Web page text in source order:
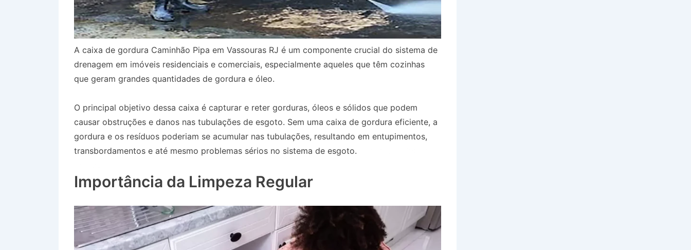
A caixa de gordura Caminhão Pipa em Vassouras RJ é um componente crucial do sistema de
drenagem em imóveis residenciais e comerciais, especialmente aqueles que têm cozinhas
que geram grandes quantidades de gordura e óleo.
O principal objetivo dessa caixa é capturar e reter gorduras, óleos e sólidos que podem
causar obstruções e danos nas tubulações de esgoto. Sem uma caixa de gordura eficiente, a
gordura e os resíduos poderiam se acumular nas tubulações, resultando em entupimentos,
transbordamentos e até mesmo problemas sérios no sistema de esgoto.
Importância da Limpeza Regular